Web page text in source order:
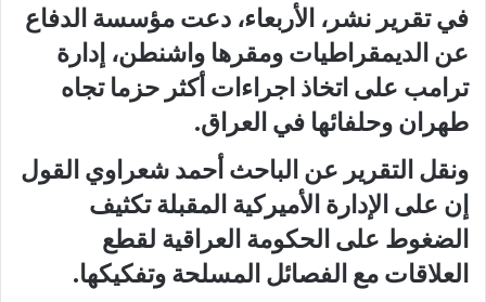
في تقرير نشر، الأربعاء، دعت مؤسسة الدفاع
عن الديمقراطيات ومقرها واشنطن، إدارة
ترامب على اتخاذ اجراءات أكثر حزما تجاه
طهران وحلفائها في العراق.
ونقل التقرير عن الباحث أحمد شعراوي القول
إن على الإدارة الأميركية المقبلة تكثيف
الضغوط على الحكومة العراقية لقطع
العلاقات مع الفصائل المسلحة وتفكيكها.